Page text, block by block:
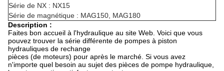
Série de NX : NX15
Série de magnétique : MAG150, MAG180
Description :
Faites bon accueil à l'hydraulique au site Web. Voici que vous
pouvez trouver la série différente de pompes à piston
hydrauliques de rechange
pièces (de moteurs) pour après le marché. Si vous avez
n'importe quel besoin au sujet des pièces de pompe hydraulique,